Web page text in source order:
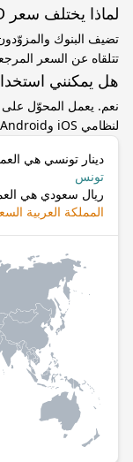
لماذا يختلف سعر TND إلى SAR عن سعر البنك؟
تضيف البنوك
تتلقاه عن السعر
هل يمكنني
نعم. يعمل المحوّل
لنظامي iOS وAndroid.
دينار تونسي هي
تونس
ريال سعودي هي
المملكة العربية